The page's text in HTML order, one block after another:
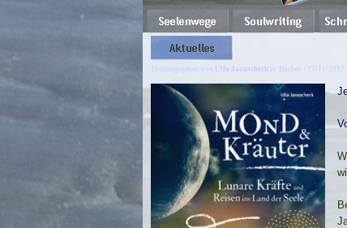
Herausgegeben von Ulla Janascheck in Bücher · 17/11/2017